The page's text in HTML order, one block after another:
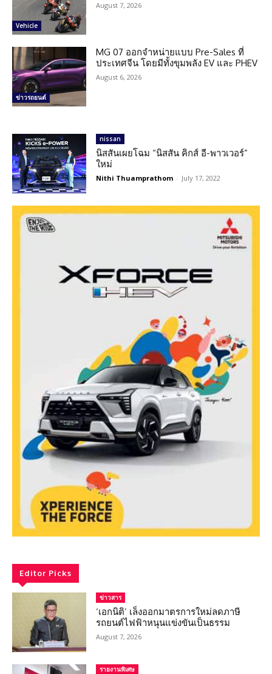
Vehicle
August 7, 2026
ข่าวรถยนต์
MG 07 ออกจำหน่ายแบบ Pre-Sales ที่
ประเทศจีน โดยมีทั้งขุมพลัง EV และ PHEV
August 6, 2026
nissan
นิสสันเผยโฉม “นิสสัน คิกส์ อี-พาวเวอร์”
ใหม่
Nithi Thuamprathom - July 17, 2022
Editor Picks
ข่าวสาร
‘เอกนิติ’ เล็งออกมาตรการใหม่ลดภาษี
รถยนต์ไฟฟ้าหนุนแข่งขันเป็นธรรม
August 7, 2026
รายงานพิเศษ